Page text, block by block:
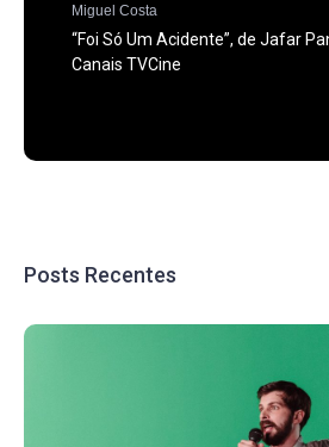
Miguel Costa
“Foi Só Um Acidente”, de Jafar
Canais TVCine
Posts Recentes